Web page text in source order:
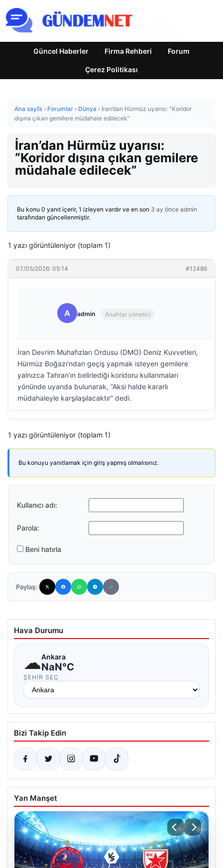
Güncel Haberler Firma Rehberi Forum
Çerez Politikası
Ana sayfa › Forumlar › Dünya › İran’dan Hürmüz uyarısı: “Koridor
dışına çıkan gemilere müdahale edilecek”
İran’dan Hürmüz uyarısı:
“Koridor dışına çıkan gemilere
müdahale edilecek”
Bu konu 0 yanıt içerir, 1 izleyen vardır ve en son 3 ay önce admin
tarafından güncellenmiştir.
1 yazı görüntüleniyor (toplam 1)
07/05/2026: 05:14 #12486
A admin Anahtar yönetici
İran Devrim Muhafızları Ordusu (DMO) Deniz Kuvvetleri,
Hürmüz Boğazı’ndan geçiş yapmak isteyen gemilere
yalnızca Tahran’ın belirlediği koridoru kullanmaları
yönünde uyarıda bulunarak, “Aksi halde kararlı
müdahaleyle karşılaşılacaktır” dedi.
1 yazı görüntüleniyor (toplam 1)
Bu konuyu yanıtlamak için giriş yapmış olmalısınız.
Kullanıcı adı:
Parola:
Beni hatırla
Paylaş:
Hava Durumu
☁Ankara
NaN°C
ŞEHIR SEÇ
Bizi Takip Edin
Yan Manşet